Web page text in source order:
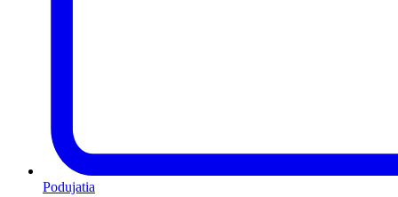
Podujatia